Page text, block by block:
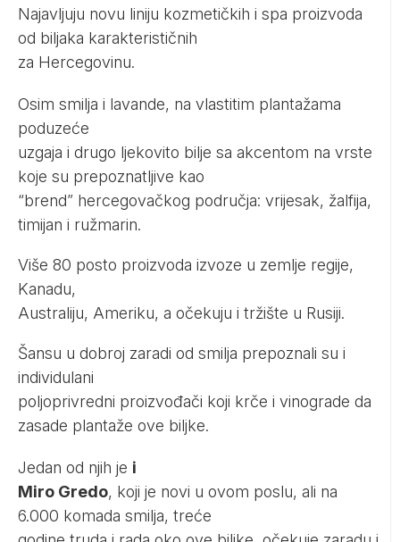
Najavljuju novu liniju kozmetičkih i spa proizvoda
od biljaka karakterističnih
za Hercegovinu.
Osim smilja i lavande, na vlastitim plantažama
poduzeće
uzgaja i drugo ljekovito bilje sa akcentom na vrste
koje su prepoznatljive kao
“brend” hercegovačkog područja: vrijesak, žalfija,
timijan i ružmarin.
Više 80 posto proizvoda izvoze u zemlje regije,
Kanadu,
Australiju, Ameriku, a očekuju i tržište u Rusiji.
Šansu u dobroj zaradi od smilja prepoznali su i
individulani
poljoprivredni proizvođači koji krče i vinograde da
zasade plantaže ove biljke.
Jedan od njih je i
Miro Gredo, koji je novi u ovom poslu, ali na
6.000 komada smilja, treće